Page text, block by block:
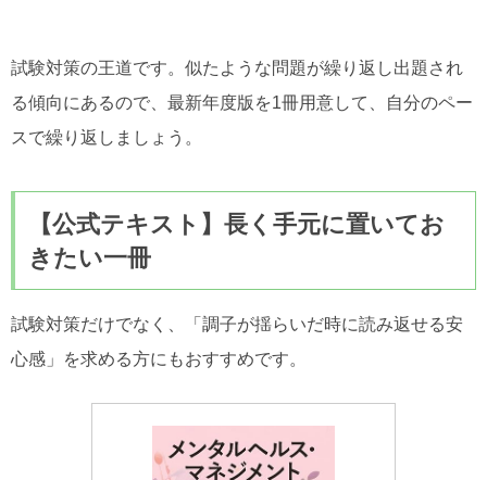
試験対策の王道です。似たような問題が繰り返し出題され
る傾向にあるので、最新年度版を1冊用意して、自分のペー
スで繰り返しましょう。
【公式テキスト】長く手元に置いてお
きたい一冊
試験対策だけでなく、「調子が揺らいだ時に読み返せる安
心感」を求める方にもおすすめです。